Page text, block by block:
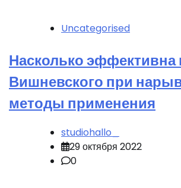
Uncategorised
Насколько эффективна
Вишневского при
методы применения
studiohallo_
29 октября 2022
0